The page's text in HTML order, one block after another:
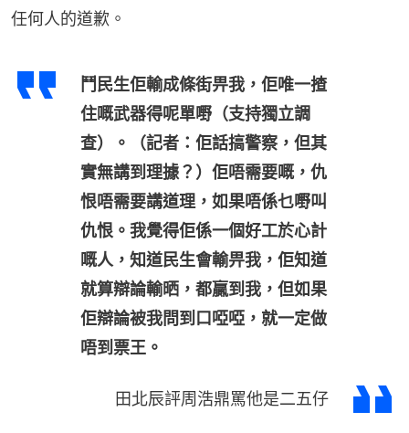
任何人的道歉。
鬥民生佢輸成條街畀我，佢唯一揸
住嘅武器得呢單嘢（支持獨立調
查）。（記者：佢話搞警察，但其
實無講到理據？）佢唔需要嘅，仇
恨唔需要講道理，如果唔係乜嘢叫
仇恨。我覺得佢係一個好工於心計
嘅人，知道民生會輸畀我，佢知道
就算辯論輸晒，都贏到我，但如果
佢辯論被我問到口啞啞，就一定做
唔到票王。
田北辰評周浩鼎罵他是二五仔